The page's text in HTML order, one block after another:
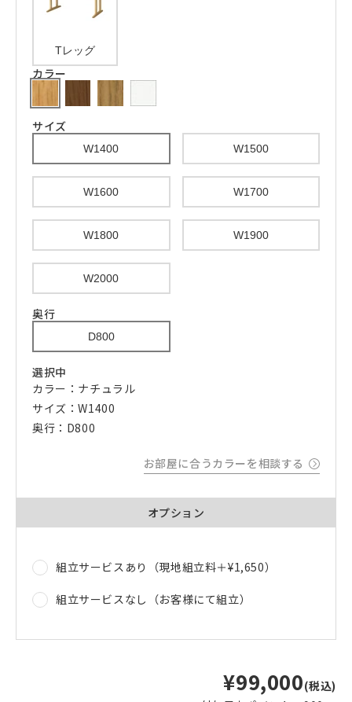
Tレッグ
カラー
サイズ
W1400 W1500
W1600 W1700
W1800 W1900
W2000
奥行
D800
選択中
カラー：ナチュラル
サイズ：W1400
奥行：D800
お部屋に合うカラーを相談する
オプション
組立サービスあり（現地組立料＋¥1,650）
組立サービスなし（お客様にて組立）
¥99,000(税込)